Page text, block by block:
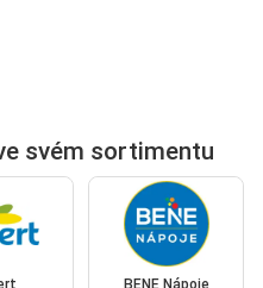
svém sortimentu